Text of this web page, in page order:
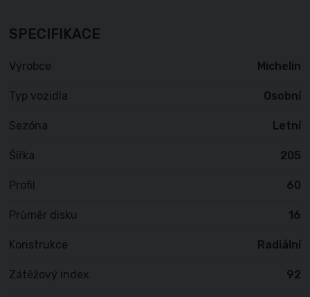
SPECIFIKACE
Výrobce Michelin
Typ vozidla Osobní
Sezóna Letní
Šířka 205
Profil 60
Průměr disku 16
Konstrukce Radiální
Zátěžový index 92